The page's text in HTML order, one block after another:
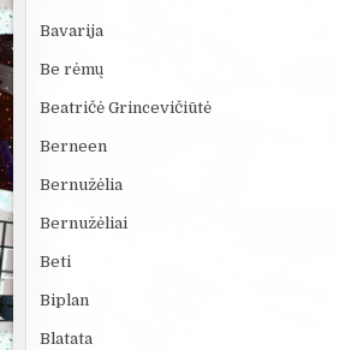
Bavarija
Be rėmų
Beatričė Grincevičiūtė
Berneen
Bernužėlia
Bernužėliai
Beti
Biplan
Blatata